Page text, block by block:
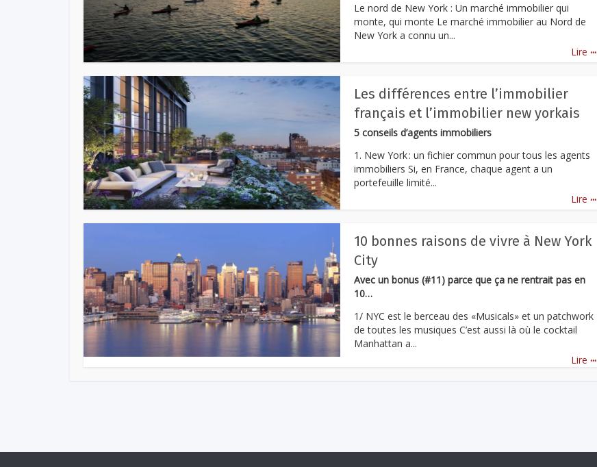
Le nord de New York : Un marché immobilier qui
monte, qui monte Le marché immobilier au Nord de
New York a connu un...
Lire ...
Les différences entre l’immobilier
français et l’immobilier new yorkais
5 conseils d’agents immobiliers
1. New York : un fichier commun pour tous les agents
immobiliers Si, en France, chaque agent a un
portefeuille limité...
Lire ...
10 bonnes raisons de vivre à New York
City
Avec un bonus (#11) parce que ça ne rentrait pas en
10…
1/ NYC est le berceau des «Musicals» et un patchwork
de toutes les musiques C’est aussi là où le cocktail
Manhattan a...
Lire ...